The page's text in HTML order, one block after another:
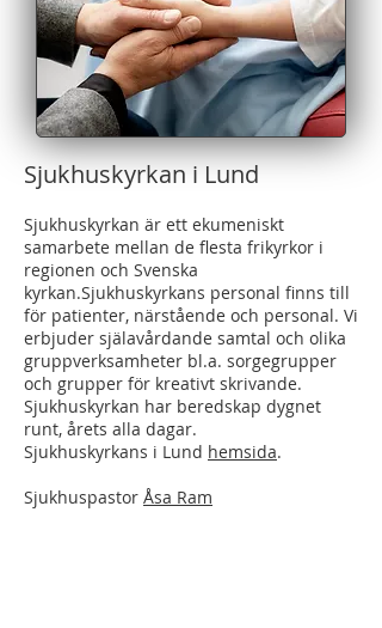
Sjukhuskyrkan i Lund
Sjukhuskyrkan är ett ekumeniskt
samarbete mellan de flesta frikyrkor i
regionen och Svenska
kyrkan.Sjukhuskyrkans personal finns till
för patienter, närstående och personal. Vi
erbjuder själavårdande samtal och olika
gruppverksamheter bl.a. sorgegrupper
och grupper för kreativt skrivande.
Sjukhuskyrkan har beredskap dygnet
runt, årets alla dagar.
Sjukhuskyrkans i Lund hemsida.
Sjukhuspastor Åsa Ram